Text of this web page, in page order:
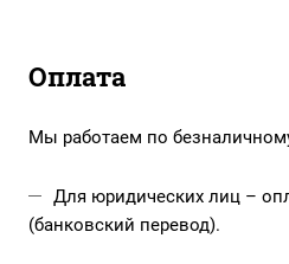
Оплата
Мы работаем по
Для юридических лиц –
(банковский перевод).